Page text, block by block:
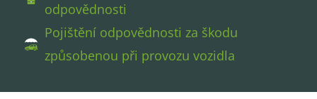
odpovědnosti
Pojištění odpovědnosti za škodu
způsobenou při provozu vozidla